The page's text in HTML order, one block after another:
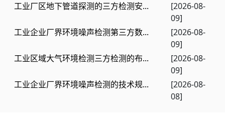
工业厂区地下管道探测的三方检测安...
[2026-08-
09]
工业企业厂界环境噪声检测第三方数...
[2026-08-
09]
工业区域大气环境检测三方检测的布...
[2026-08-
09]
工业企业厂界环境噪声检测的技术规...
[2026-08-
08]